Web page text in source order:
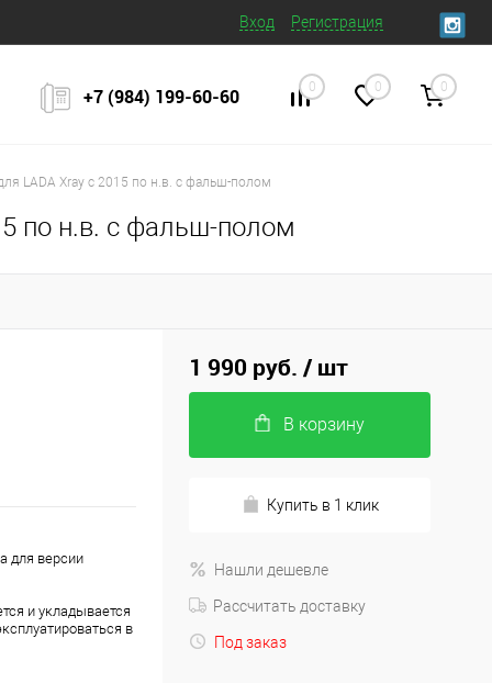
Вход Регистрация
+7 (984) 199‒60‒60 0 0 0
LADA Xray с 2015 по н.в. с фальш-полом
по н.в. с фальш-полом
для версии
и укладывается
в
1 990 руб. / шт
В корзину
Купить в 1 клик
Нашли дешевле
Рассчитать доставку
Под заказ